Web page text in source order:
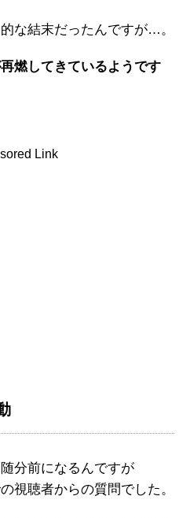
な結末だったんですが…。
燃してきているようです
Link
分前になるんですが
視聴者からの質問でした。